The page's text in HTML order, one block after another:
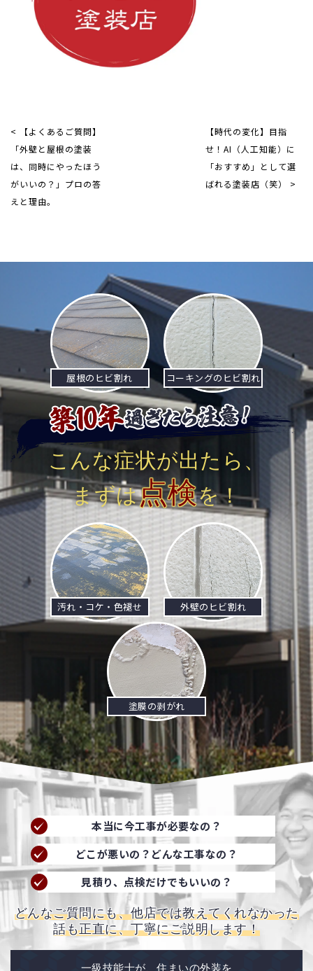
< 【よくあるご質問】
「外壁と屋根の塗装
は、同時にやったほう
がいいの？」プロの答
えと理由。
【時代の変化】目指
せ！AI（人工知能）に
「おすすめ」として選
ばれる塗装店（笑） >
屋根のヒビ割れ コーキングのヒビ割れ
こんな症状が出たら、
まずは点検を！
汚れ・コケ・色褪せ 外壁のヒビ割れ
塗膜の剥がれ
本当に今工事が必要なの？
どこが悪いの？どんな工事なの？
見積り、点検だけでもいいの？
どんなご質問にも、他店では教えてくれなかった
話も正直に、丁寧にご説明します！
一級技能士が、住まいの外装を